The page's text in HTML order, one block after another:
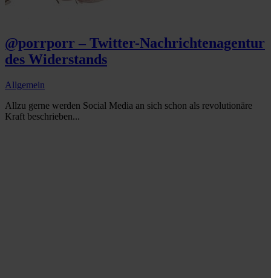
@porrporr – Twitter-Nachrichtenagentur
des Widerstands
Allgemein
Allzu gerne werden Social Media an sich schon als revolutionäre
Kraft beschrieben...